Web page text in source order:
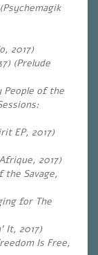
2017)
(Prelude
People of the
EP, 2017)
2017)
the Savage,
for The
It, 2017)
Is Free,